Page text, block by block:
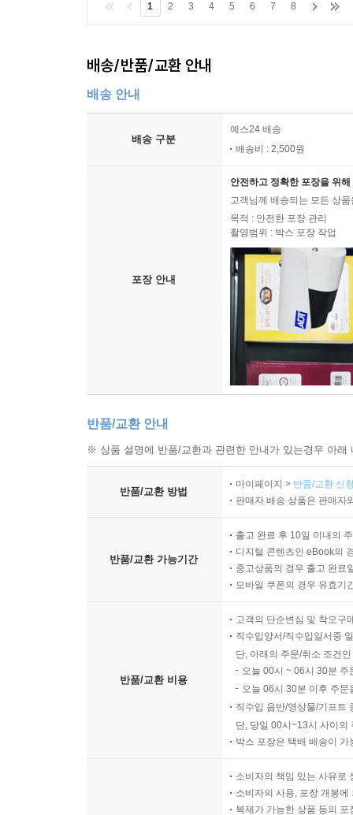
1 2 3 4 5 6 7 8
배송/반품/교환 안내
배송 안내
배송 구분
예스24 배송
배송비 : 2,500원
포장 안내
안전하고 정확한 포장을 위
고객님께 배송되는 모든 상
목적 : 안전한 포장 관리
촬영범위 : 박스 포장 작업
반품/교환 안내
※ 상품 설명에 반품/교환과 관련한 안내가 있는경우 아
반품/교환 방법
마이페이지 > 반품/교환 신
판매자 배송 상품은 판매자
반품/교환 가능기간
출고 완료 후 10일 이내의
디지털 콘텐츠인 eBook의
중고상품의 경우 출고 완료
모바일 쿠폰의 경우 유효기
반품/교환 비용
고객의 단순변심 및 착오구
직수입양서/직수입일서중
단, 아래의 주문/취소 조건
오늘 00시 ~ 06시 30분
오늘 06시 30분 이후 주
직수입 음반/영상물/기프트
단, 당일 00시~13시 사이의
박스 포장은 택배 배송이
소비자의 책임 있는 사유로
소비자의 사용, 포장 개봉
복제가 가능한 상품 등의